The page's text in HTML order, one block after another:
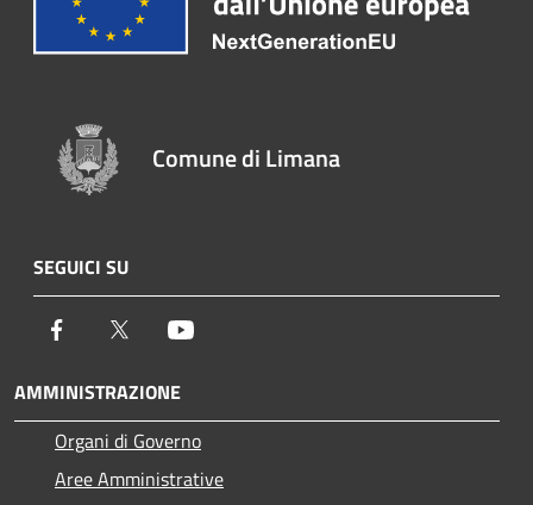
Comune di Limana
SEGUICI SU
Facebook Twitter
AMMINISTRAZIONE
Organi di Governo
Aree Amministrative